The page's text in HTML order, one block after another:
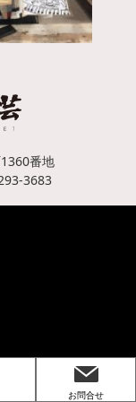
番地
3683
お問合せ